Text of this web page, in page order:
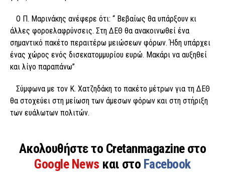
Ο Π. Μαρινάκης ανέφερε ότι: “ Βεβαίως θα υπάρξουν κι
άλλες φοροελαφρύνσεις. Στη ΔΕΘ θα ανακοινωθεί ένα
σημαντικό πακέτο περαιτέρω μειώσεων φόρων. Ήδη υπάρχει
ένας χώρος ενός δισεκατομμυρίου ευρώ. Μακάρι να αυξηθεί
και λίγο παραπάνω”
Σύμφωνα με τον Κ. Χατζηδάκη το πακέτο μέτρων για τη ΔΕΘ
θα στοχεύει στη μείωση των άμεσων φόρων και στη στήριξη
των ευάλωτων πολιτών.
Ακολουθήστε το Cretanmagazine στο
Google News και στο Facebook